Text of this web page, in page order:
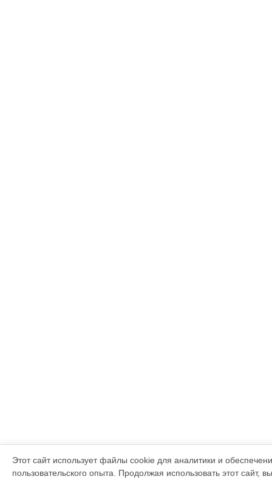
Этот сайт использует файлы cookie для аналитики и
пользовательского опыта. Продолжая использовать этот сайт,